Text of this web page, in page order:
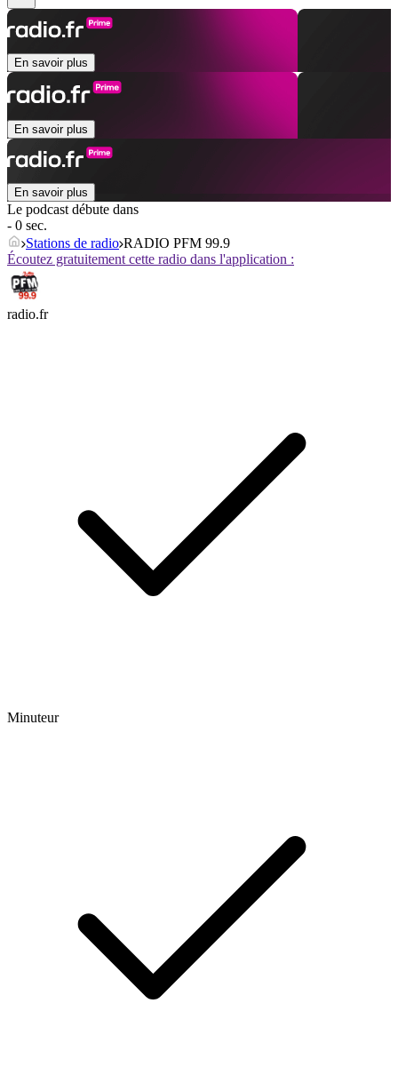
En savoir plus
En savoir plus
En savoir plus
Le podcast débute dans
- 0 sec.
Stations de radio RADIO PFM 99.9
Écoutez gratuitement cette radio dans l'application :
radio.fr
Minuteur